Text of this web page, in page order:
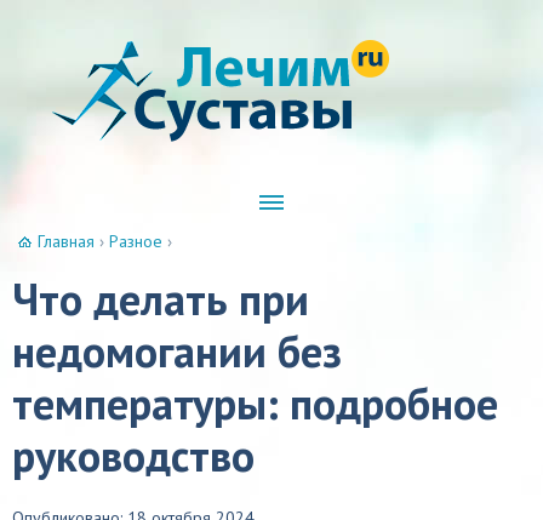
Главная › Разное ›
Что делать при
недомогании без
температуры: подробное
руководство